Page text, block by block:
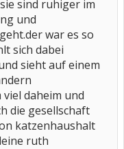
sind ruhiger im
und
war es so
sich dabei
sieht auf einem
daheim und
die gesellschaft
katzenhaushalt
ruth